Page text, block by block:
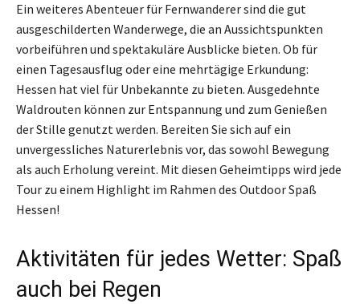
Ein weiteres Abenteuer für Fernwanderer sind die gut
ausgeschilderten Wanderwege, die an Aussichtspunkten
vorbeiführen und spektakuläre Ausblicke bieten. Ob für
einen Tagesausflug oder eine mehrtägige Erkundung:
Hessen hat viel für Unbekannte zu bieten. Ausgedehnte
Waldrouten können zur Entspannung und zum Genießen
der Stille genutzt werden. Bereiten Sie sich auf ein
unvergessliches Naturerlebnis vor, das sowohl Bewegung
als auch Erholung vereint. Mit diesen Geheimtipps wird jede
Tour zu einem Highlight im Rahmen des Outdoor Spaß
Hessen!
Aktivitäten für jedes Wetter: Spaß
auch bei Regen